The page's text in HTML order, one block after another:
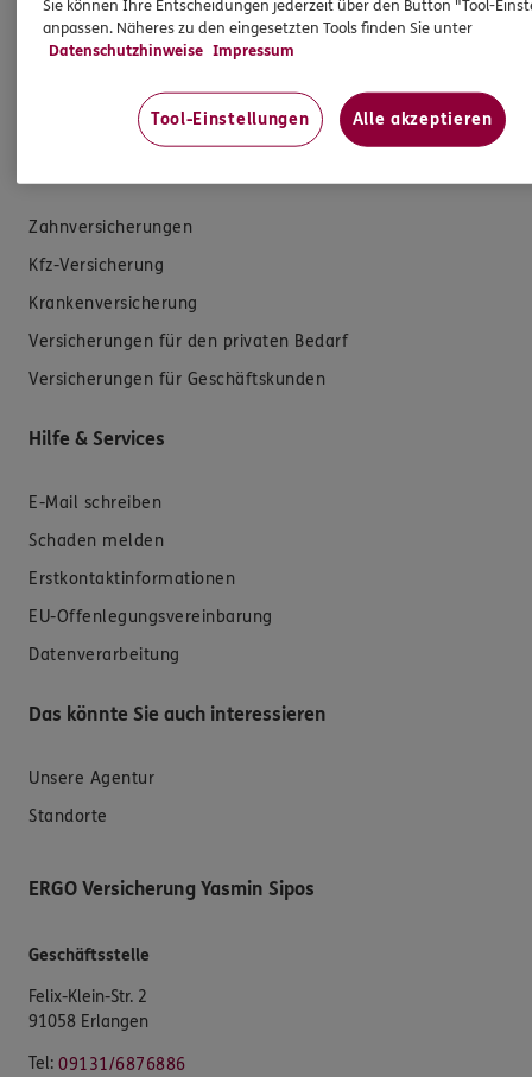
Mehr Informationen
Zahnversicherungen
Kfz-Versicherung
Krankenversicherung
Versicherungen für den privaten Bedarf
Versicherungen für Geschäftskunden
Hilfe & Services
E-Mail schreiben
Schaden melden
Erstkontaktinformationen
EU-Offenlegungsvereinbarung
Datenverarbeitung
Das könnte Sie auch interessieren
Unsere Agentur
Standorte
ERGO Versicherung Yasmin Sipos
Geschäftsstelle
Felix-Klein-Str. 2
91058 Erlangen
Tel: 09131/6876886
Sie können Ihre Entscheidungen jederzeit über den Button "Tool-
anpassen. Näheres zu den eingesetzten Tools finden Sie unter
Datenschutzhinweise Impressum
Tool-Einstellungen Alle akzeptieren